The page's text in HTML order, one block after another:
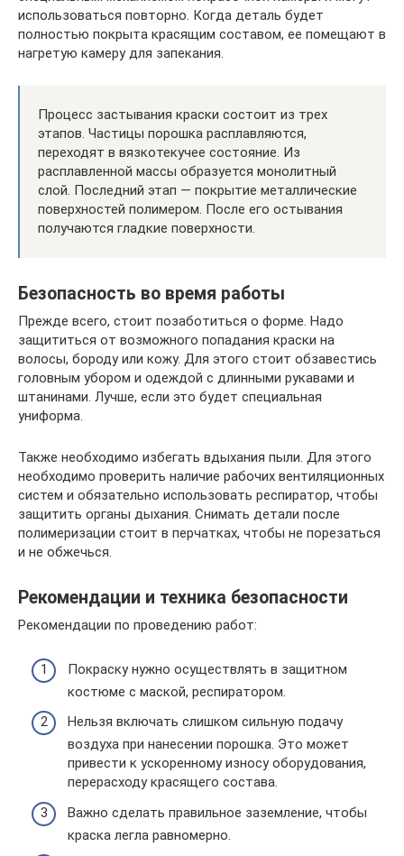
использоваться повторно. Когда деталь будет
полностью покрыта красящим составом, ее помещают в
нагретую камеру для запекания.
Процесс застывания краски состоит из трех
этапов. Частицы порошка расплавляются,
переходят в вязкотекучее состояние. Из
расплавленной массы образуется монолитный
слой. Последний этап — покрытие металлические
поверхностей полимером. После его остывания
получаются гладкие поверхности.
Безопасность во время работы
Прежде всего, стоит позаботиться о форме. Надо
защититься от возможного попадания краски на
волосы, бороду или кожу. Для этого стоит обзавестись
головным убором и одеждой с длинными рукавами и
штанинами. Лучше, если это будет специальная
униформа.
Также необходимо избегать вдыхания пыли. Для этого
необходимо проверить наличие рабочих вентиляционных
систем и обязательно использовать респиратор, чтобы
защитить органы дыхания. Снимать детали после
полимеризации стоит в перчатках, чтобы не порезаться
и не обжечься.
Рекомендации и техника безопасности
Рекомендации по проведению работ:
Покраску нужно осуществлять в защитном
костюме с маской, респиратором.
Нельзя включать слишком сильную подачу
воздуха при нанесении порошка. Это может
привести к ускоренному износу оборудования,
перерасходу красящего состава.
Важно сделать правильное заземление, чтобы
краска легла равномерно.